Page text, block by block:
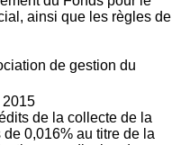
ainsi que les règles de
de gestion du
2015
de la collecte de la
0,016% au titre de la